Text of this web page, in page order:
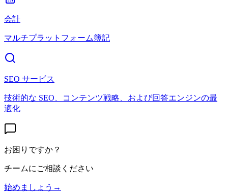
会計
マルチプラットフォーム簿記
SEO サービス
技術的な SEO、コンテンツ戦略、および回答エンジンの最
適化
お困りですか？
チームにご相談ください
始めましょう →